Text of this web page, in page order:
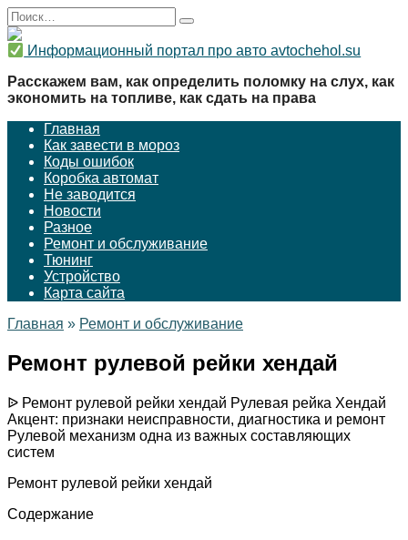
Перейти
к
содержанию
Search
for:
Информационный портал про авто avtochehol.su
Расскажем вам, как определить поломку на слух, как
экономить на топливе, как сдать на права
Главная
Как завести в мороз
Коды ошибок
Коробка автомат
Не заводится
Новости
Разное
Ремонт и обслуживание
Тюнинг
Устройство
Карта сайта
Главная » Ремонт и обслуживание
Ремонт рулевой рейки хендай
ᐉ Ремонт рулевой рейки хендай Рулевая рейка Хендай
Акцент: признаки неисправности, диагностика и ремонт
Рулевой механизм одна из важных составляющих
систем
Ремонт рулевой рейки хендай
Содержание